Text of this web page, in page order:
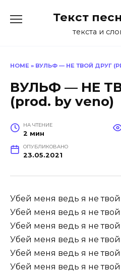
Текст
текста и
HOME » ВУЛЬФ — НЕ ТВОЙ ДРУГ
ВУЛЬФ — НЕ
(prod. by veno)
НА ЧТЕНИЕ
2 мин
ОПУБЛИКОВАНО
23.05.2021
Убей меня ведь я не
Убей меня ведь я не
Убей меня ведь я не
Убей меня ведь я не
Убей меня ведь я не
Убей меня ведь я не